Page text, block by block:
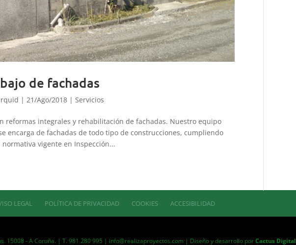
de fachadas
| 21/Ago/2018| Servicios
reformas integrales y rehabilitación de fachadas. Nuestro equipo
encarga de fachadas de todo tipo de construcciones, cumpliendo
vigente en Inspección...
LEGAL POLÍTICA DE PRIVACIDAD COOKIES ACCESIBILIDAD
15008 - A Coruña. | T. 981 280 995 | info@realizaproyectos.com | Diseño y desarrollo porCactus Digital